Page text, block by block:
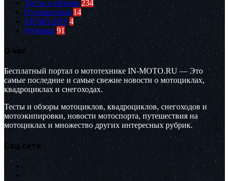
Тесты и обзоры 234
Путешествия 14
EICMA2019 4
Рубрики 91
О нас
Бесплатный портал о мототехнике IN-MOTO.RU — Это
самые последние и самые свежие новости о мотоциклах,
квадроциклах и снегоходах.
Тесты и обзоры мотоциклов, квадроциклов, снегоходов и
мотоэкипировки, новости мотоспорта, путешествия на
мотоциклах и множество других интересных рубрик.
Соц.сети